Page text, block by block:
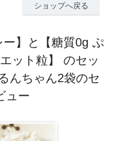
ショップへ戻る
ー】と【糖質0g ぷ
ット粒】 のセッ
んちゃん2袋のセ
ュー